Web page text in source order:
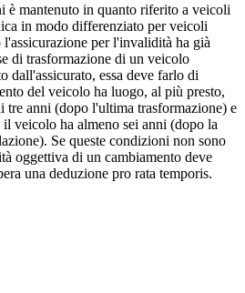
è mantenuto in quanto riferito a veicoli
in modo differenziato per veicoli
per l'invalidità ha già
di trasformazione di un veicolo
dall'assicurato, essa deve farlo di
del veicolo ha luogo, al più presto,
tre anni (dopo l'ultima trasformazione) e
veicolo ha almeno sei anni (dopo la
Se queste condizioni non sono
oggettiva di un cambiamento deve
una deduzione pro rata temporis.